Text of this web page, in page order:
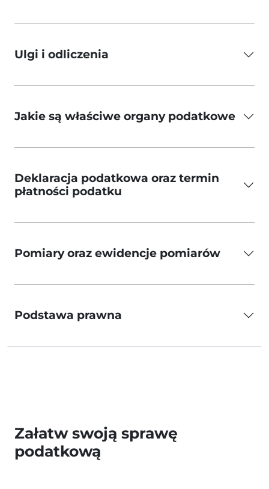
Ulgi i odliczenia
Jakie są właściwe organy podatkowe
Deklaracja podatkowa oraz termin
płatności podatku
Pomiary oraz ewidencje pomiarów
Podstawa prawna
Załatw swoją sprawę
podatkową